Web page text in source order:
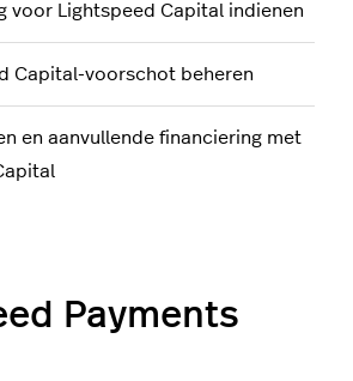
voor Lightspeed Capital indienen
Capital-voorschot beheren
en aanvullende financiering met
Payments